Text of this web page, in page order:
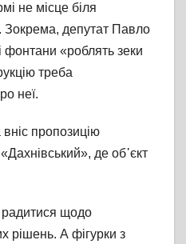
не місце біля
Зокрема, депутат Павло
фонтани «роблять зеки
треба
неї.
пропозицію
де об᾽єкт
радитися щодо
рішень. А фігурки з